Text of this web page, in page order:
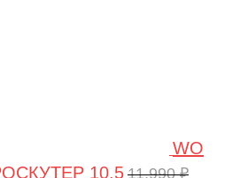
WO
10.5 11,990₽